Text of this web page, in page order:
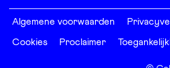
Algemene voorwaarden
Cookies Proclaimer